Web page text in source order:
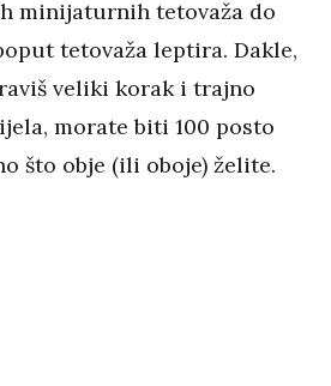
minijaturnih tetovaža do
tetovaža leptira. Dakle,
veliki korak i trajno
morate biti 100 posto
što obje (ili oboje) želite.